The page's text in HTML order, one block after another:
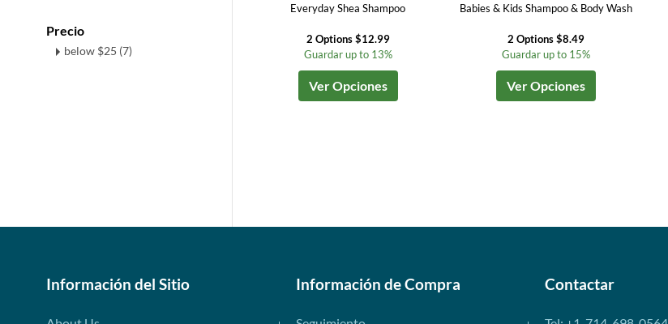
Precio
below $25 (7)
Everyday Shea Shampoo
2 Options $12.99
Guardar up to 13%
Ver Opciones
Babies & Kids Shampoo & Body Wash
2 Options $8.49
Guardar up to 15%
Ver Opciones
Información del Sitio Información de Compra Contactar